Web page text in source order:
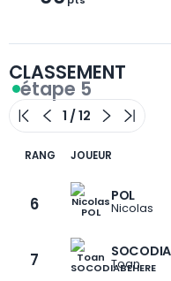
CLASSEMENT
étape 5
RANG JOUEUR
6 POL
Nicolas
7 Toan